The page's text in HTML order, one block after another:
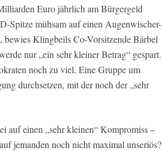
Euro jährlich am Bürgergeld
Spitze mühsam auf einen Augenwischer-
Klingbeils Co-Vorsitzende Bärbel
nur „ein sehr kleiner Betrag“ gespart.
noch zu viel. Eine Gruppe um
durchsetzen, mit der noch der „sehr
auf einen „sehr kleinen“ Kompromiss –
jemanden noch nicht maximal unseriös?